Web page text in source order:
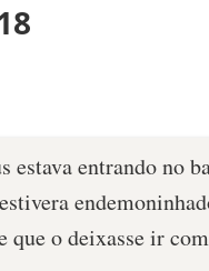
estava entrando no
que o deixasse ir